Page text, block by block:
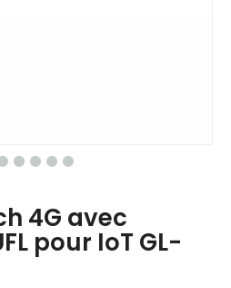
4G avec
pour IoT GL-